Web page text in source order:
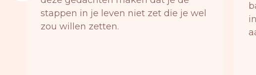
stappen in je leven niet zet die je wel
zou willen zetten.